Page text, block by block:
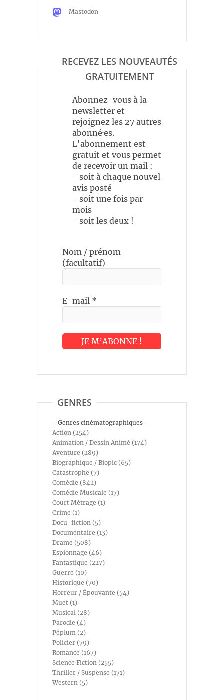
Mastodon
RECEVEZ LES NOUVEAUTÉS
GRATUITEMENT
Abonnez-vous à la
newsletter et
rejoignez les 27 autres
abonné·es.
L'abonnement est
gratuit et vous permet
de recevoir un mail :
- soit à chaque nouvel
avis posté
- soit une fois par
mois
- soit les deux !
Nom / prénom
(facultatif)
E-mail *
GENRES
- Genres cinématographiques -
Action (254)
Animation / Dessin Animé (174)
Aventure (289)
Biographique / Biopic (65)
Catastrophe (7)
Comédie (842)
Comédie Musicale (17)
Court Métrage (1)
Crime (1)
Docu-fiction (5)
Documentaire (13)
Drame (508)
Espionnage (46)
Fantastique (227)
Guerre (10)
Historique (70)
Horreur / Épouvante (54)
Muet (1)
Musical (28)
Parodie (4)
Péplum (2)
Policier (79)
Romance (167)
Science Fiction (255)
Thriller / Suspense (171)
Western (5)